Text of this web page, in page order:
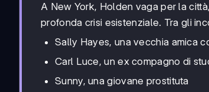
A New York, Holden vaga per la
profonda crisi esistenziale. Tra gli
Sally Hayes, una vecchia amica
Carl Luce, un ex compagno di
Sunny, una giovane prostituta